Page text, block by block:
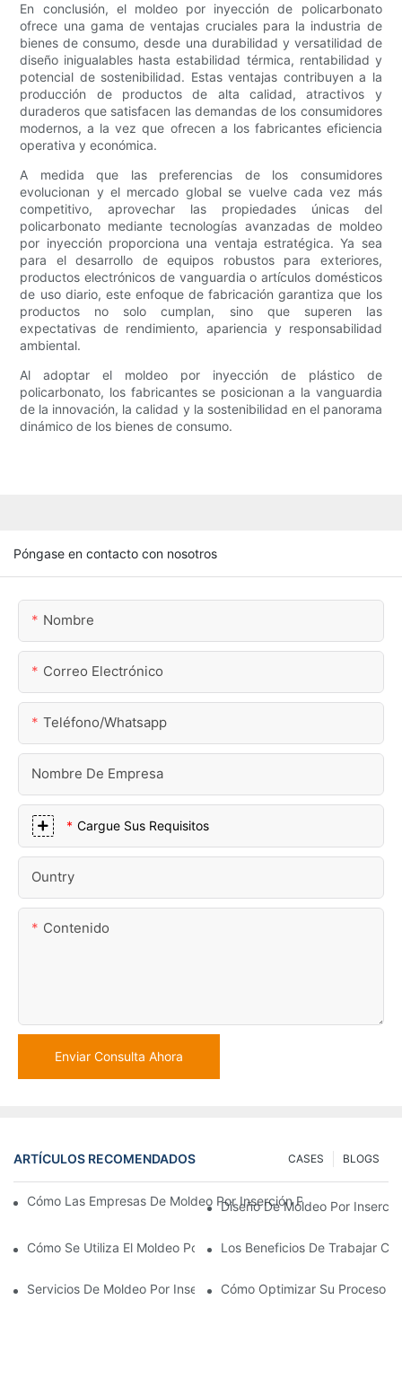
En conclusión, el moldeo por inyección de policarbonato
ofrece una gama de ventajas cruciales para la industria de
bienes de consumo, desde una durabilidad y versatilidad de
diseño inigualables hasta estabilidad térmica, rentabilidad y
potencial de sostenibilidad. Estas ventajas contribuyen a la
producción de productos de alta calidad, atractivos y
duraderos que satisfacen las demandas de los consumidores
modernos, a la vez que ofrecen a los fabricantes eficiencia
operativa y económica.
A medida que las preferencias de los consumidores
evolucionan y el mercado global se vuelve cada vez más
competitivo, aprovechar las propiedades únicas del
policarbonato mediante tecnologías avanzadas de moldeo
por inyección proporciona una ventaja estratégica. Ya sea
para el desarrollo de equipos robustos para exteriores,
productos electrónicos de vanguardia o artículos domésticos
de uso diario, este enfoque de fabricación garantiza que los
productos no solo cumplan, sino que superen las
expectativas de rendimiento, apariencia y responsabilidad
ambiental.
Al adoptar el moldeo por inyección de plástico de
policarbonato, los fabricantes se posicionan a la vanguardia
de la innovación, la calidad y la sostenibilidad en el panorama
dinámico de los bienes de consumo.
Póngase en contacto con nosotros
Nombre
Correo Electrónico
Teléfono/whatsapp
Nombre De Empresa
Cargue Sus Requisitos
Ountry
Contenido
Enviar Consulta Ahora
ARTÍCULOS RECOMENDADOS BLOGS
CASES
Cómo Las Empresas De Moldeo Por Inserción Pueden
Diseño De Moldeo Por
Cómo Se Utiliza El Moldeo Por Inserción De Plástico Para
Los Beneficios De Trabajar
Servicios De Moldeo Por Inserción: Por Qué Es La Mejor
Cómo Optimizar Su Proceso